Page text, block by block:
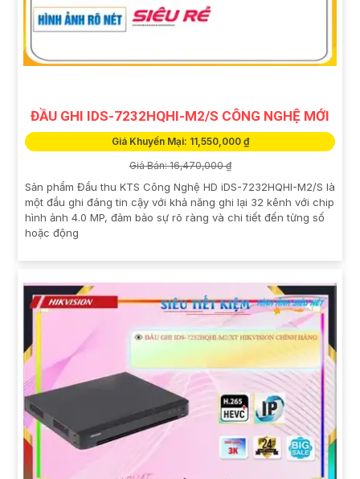
ĐẦU GHI IDS-7232HQHI-M2/S CÔNG NGHỆ MỚI
Giá Khuyến Mại: 11,550,000 ₫
Giá Bán: 16,470,000 ₫
Sản phẩm Đầu thu KTS Công Nghệ HD iDS-7232HQHI-M2/S là
một đầu ghi đáng tin cậy với khả năng ghi lại 32 kênh với chip
hình ảnh 4.0 MP, đảm bảo sự rõ ràng và chi tiết đến từng số
hoặc động